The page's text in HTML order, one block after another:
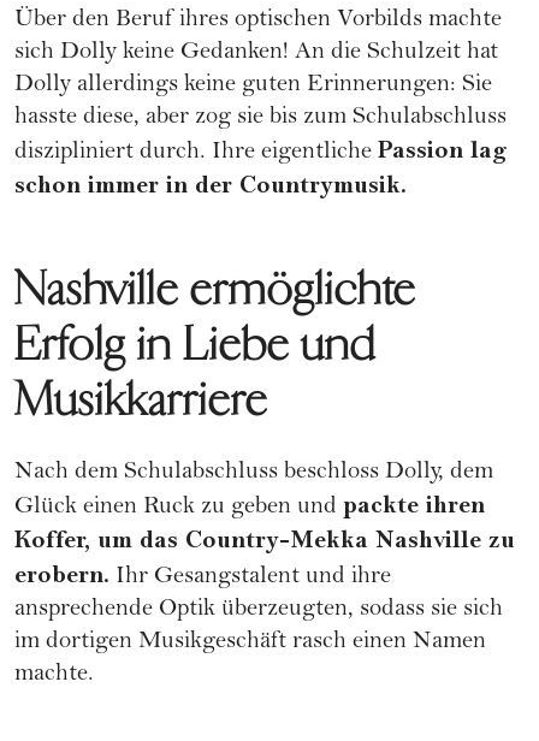
Über den Beruf ihres optischen Vorbilds machte
sich Dolly keine Gedanken! An die Schulzeit hat
Dolly allerdings keine guten Erinnerungen: Sie
hasste diese, aber zog sie bis zum Schulabschluss
diszipliniert durch. Ihre eigentliche Passion lag
schon immer in der Countrymusik.
Nashville ermöglichte
Erfolg in Liebe und
Musikkarriere
Nach dem Schulabschluss beschloss Dolly, dem
Glück einen Ruck zu geben und packte ihren
Koffer, um das Country-Mekka Nashville zu
erobern. Ihr Gesangstalent und ihre
ansprechende Optik überzeugten, sodass sie sich
im dortigen Musikgeschäft rasch einen Namen
machte.